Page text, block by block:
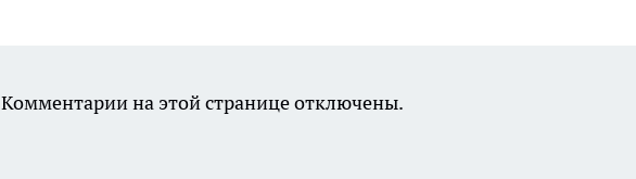
Комментарии на этой странице отключены.